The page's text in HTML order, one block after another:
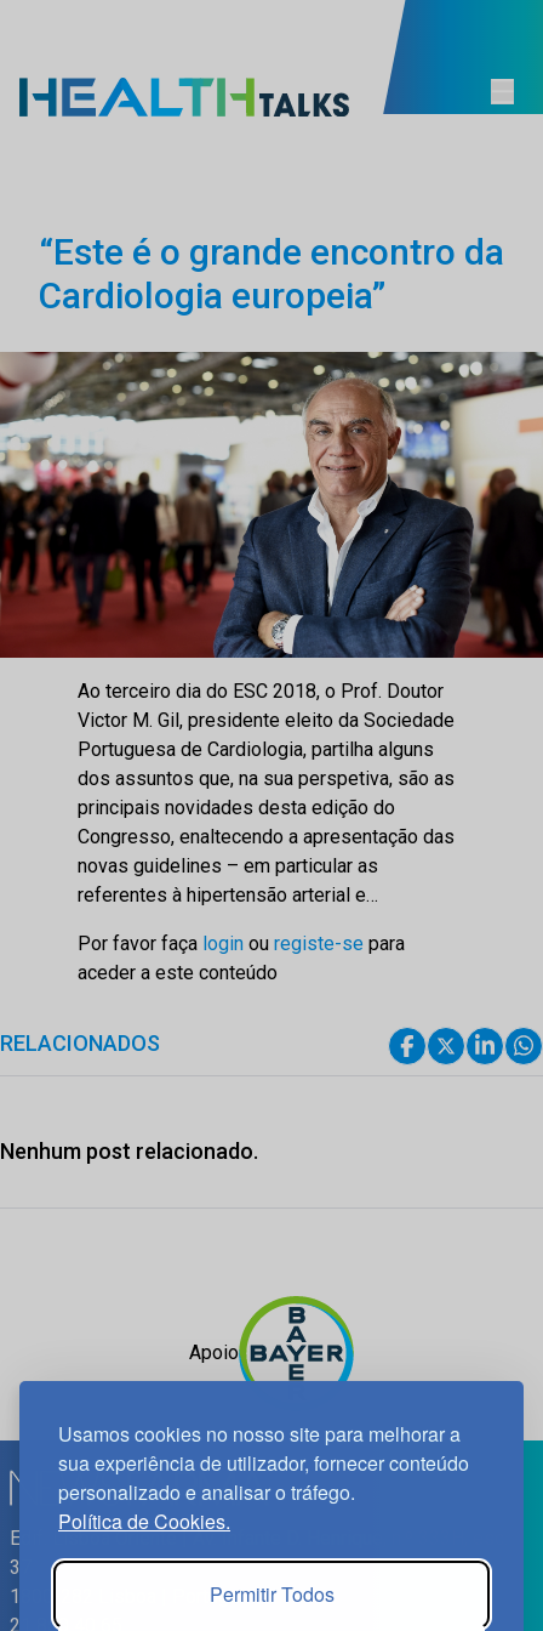
Usamos cookies no nosso site para melhorar a
sua experiência de utilizador, fornecer conteúdo
personalizado e analisar o tráfego.
Política de Cookies.
Permitir Todos
“Este é o grande encontro da
Cardiologia europeia”
Ao terceiro dia do ESC 2018, o Prof. Doutor
Victor M. Gil, presidente eleito da Sociedade
Portuguesa de Cardiologia, partilha alguns
dos assuntos que, na sua perspetiva, são as
principais novidades desta edição do
Congresso, enaltecendo a apresentação das
novas guidelines – em particular as
referentes à hipertensão arterial e…
Por favor faça login ou registe-se para
aceder a este conteúdo
RELACIONADOS
Nenhum post relacionado.
Apoio
Edif. Lisboa Oriente | Av. Infante D. Henrique, n.º 333H, esc.
37
1800-282 Lisboa | Portugal
21 850 40 65